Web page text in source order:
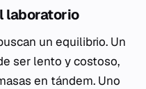
laboratorio
un equilibrio. Un
ser lento y costoso,
en tándem. Uno